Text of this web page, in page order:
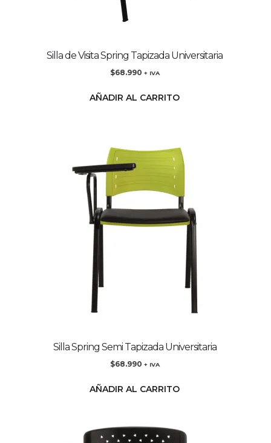
Silla de Visita Spring Tapizada Universitaria
$68.990 + IVA
AÑADIR AL CARRITO
Silla Spring Semi Tapizada Universitaria
$68.990 + IVA
AÑADIR AL CARRITO